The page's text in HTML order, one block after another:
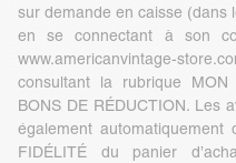
sur demande en caisse (dans
en se connectant à son
www.americanvintage-
consultant la rubrique MON
BONS DE RÉDUCTION. Les
également automatiquement
FIDÉLITÉ du panier